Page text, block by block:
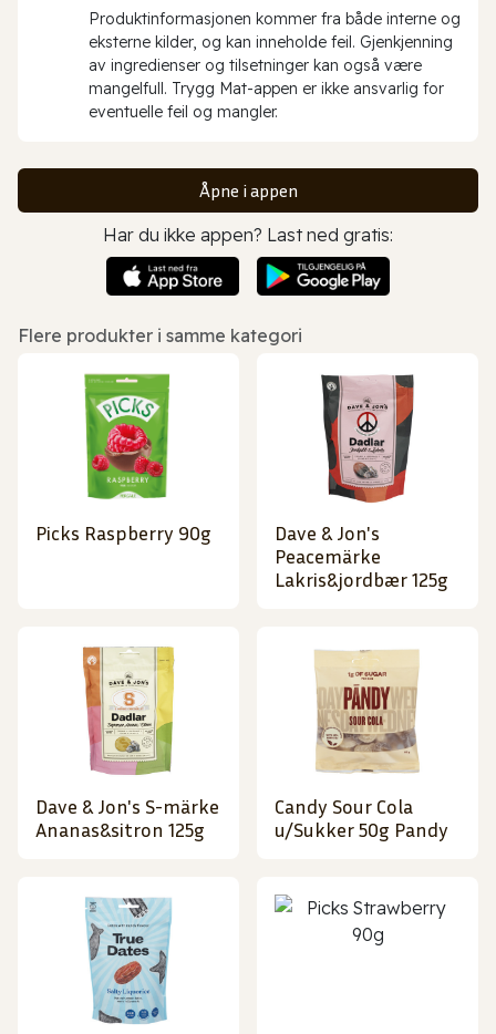
Produktinformasjonen kommer fra både interne og
eksterne kilder, og kan inneholde feil. Gjenkjenning
av ingredienser og tilsetninger kan også være
mangelfull. Trygg Mat-appen er ikke ansvarlig for
eventuelle feil og mangler.
Åpne i appen
Har du ikke appen? Last ned gratis:
Flere produkter i samme kategori
Picks Raspberry 90g
Dave & Jon's
Peacemärke
Lakris&jordbær 125g
Dave & Jon's S-märke
Ananas&sitron 125g
Candy Sour Cola
u/Sukker 50g Pandy